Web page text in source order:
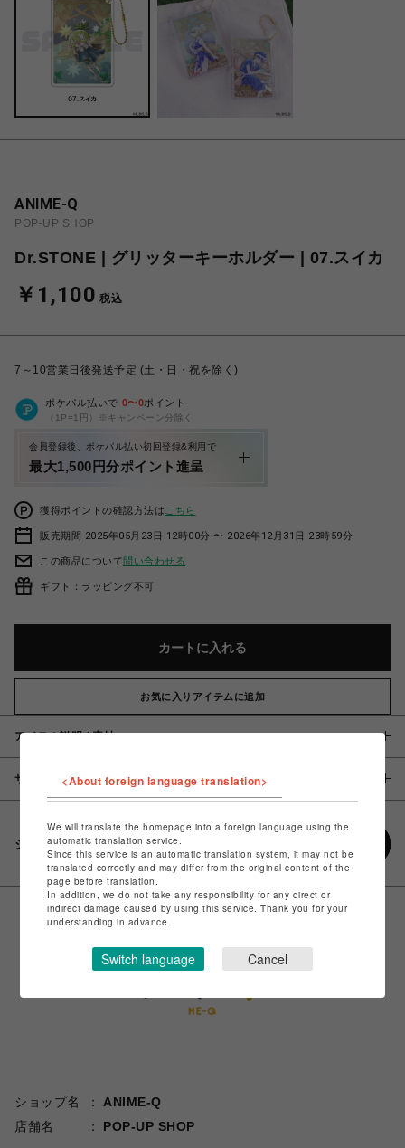
ANIME-Q
POP-UP SHOP
Dr.STONE | グリッターキーホルダー | 07.スイカ
￥1,100 税込
7～10営業日後発送予定 (土・日・祝を除く)
ポケパル払いで 0〜0ポイント
（1P=1円）※キャンペーン分除く
会員登録後、ポケパル払い初回登録&利用で
最大1,500円分ポイント進呈
獲得ポイントの確認方法は こちら
販売期間 2025年05月23日 12時00分 〜 2026年12月31日 23時59分
この商品について問い合わせる
ギフト：ラッピング不可
カートに入れる
お気に入りアイテムに追加
アイテム説明 / 素材
サイズ
シェアする
ショップ名
ANIME-Q
店舗名
POP-UP SHOP
<About foreign language translation>
We will translate the homepage into a foreign language using the
automatic translation service.
Since this service is an automatic translation system, it may not be
translated correctly and may differ from the original content of the
page before translation.
In addition, we do not take any responsibility for any direct or
indirect damage caused by using this service. Thank you for your
understanding in advance.
Switch language Cancel